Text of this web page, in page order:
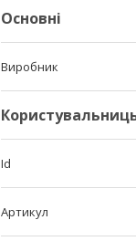
Основні
Виробник
Id
Артикул